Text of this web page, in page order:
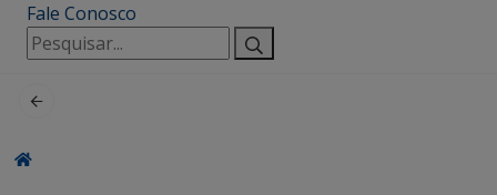
Fale Conosco
Pesquisar
por: